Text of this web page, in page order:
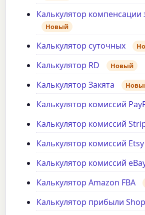
Калькулятор компенсации
Новый
Калькулятор суточных
Калькулятор RD Новый
Калькулятор Закята
Калькулятор комиссий
Калькулятор комиссий
Калькулятор комиссий Etsy
Калькулятор комиссий
Калькулятор Amazon FBA
Калькулятор прибыли